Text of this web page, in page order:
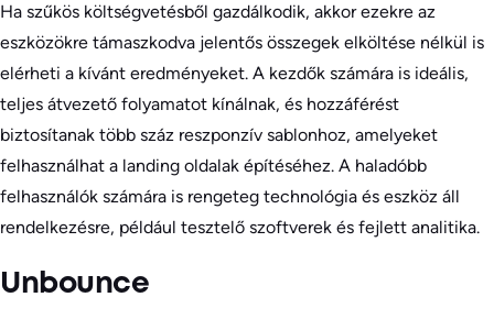
Ha szűkös költségvetésből gazdálkodik, akkor ezekre az
eszközökre támaszkodva jelentős összegek elköltése nélkül is
elérheti a kívánt eredményeket. A kezdők számára is ideális,
teljes átvezető folyamatot kínálnak, és hozzáférést
biztosítanak több száz reszponzív sablonhoz, amelyeket
felhasználhat a landing oldalak építéséhez. A haladóbb
felhasználók számára is rengeteg technológia és eszköz áll
rendelkezésre, például tesztelő szoftverek és fejlett analitika.
Unbounce